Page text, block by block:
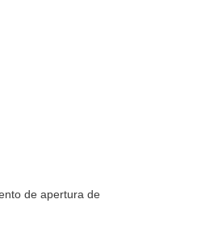
de apertura de